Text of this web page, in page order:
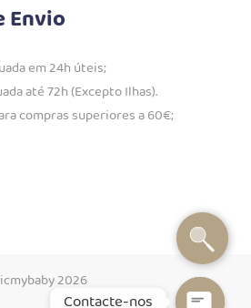
Envio
em 24h úteis;
até 72h (Excepto Ilhas).
compras superiores a 60€;
2026
Contacte-nos